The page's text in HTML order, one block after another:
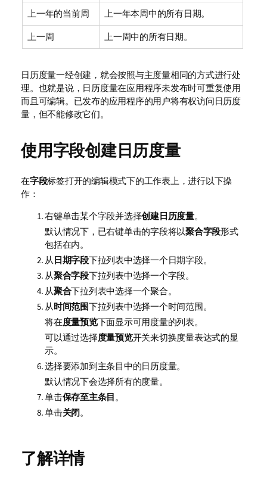
上一年的当前周 上一年本周中的所有日期。
上一周 上一周中的所有日期。
日历度量一经创建，就会按照与主度量相同的方式进行处
理。也就是说，日历度量在应用程序未发布时可重复使用
而且可编辑。已发布的应用程序的用户将有权访问日历度
量，但不能修改它们。
使用字段创建日历度量
在字段标签打开的编辑模式下的工作表上，进行以下操
作：
右键单击某个字段并选择创建日历度量。
默认情况下，已右键单击的字段将以聚合字段形式
包括在内。
从 日期字段下拉列表中选择一个日期字段。
从聚合字段下拉列表中选择一个字段。
从聚合下拉列表中选择一个聚合。
从时间范围下拉列表中选择一个时间范围。
将在度量预览下面显示可用度量的列表。
可以通过选择度量预览开关来切换度量表达式的显
示。
选择要添加到主条目中的日历度量。
默认情况下会选择所有的度量。
单击保存至主条目 。
单击关闭。
了解详情